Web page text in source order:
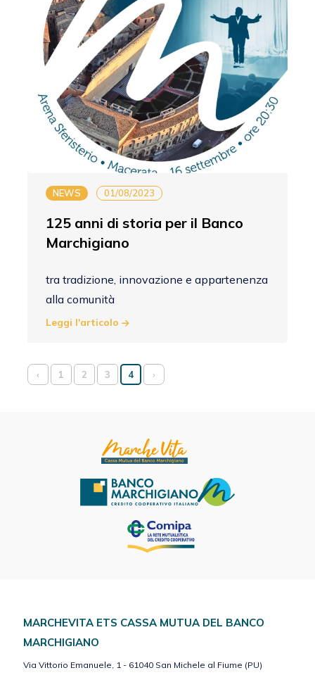
NEWS 01/08/2023
125 anni di storia per il Banco
Marchigiano
tra tradizione, innovazione e appartenenza
alla comunità
Leggi l'articolo
‹ 1 2 3 4 ›
MARCHEVITA ETS CASSA MUTUA DEL BANCO
MARCHIGIANO
Via Vittorio Emanuele, 1 - 61040 San Michele al Fiume (PU)